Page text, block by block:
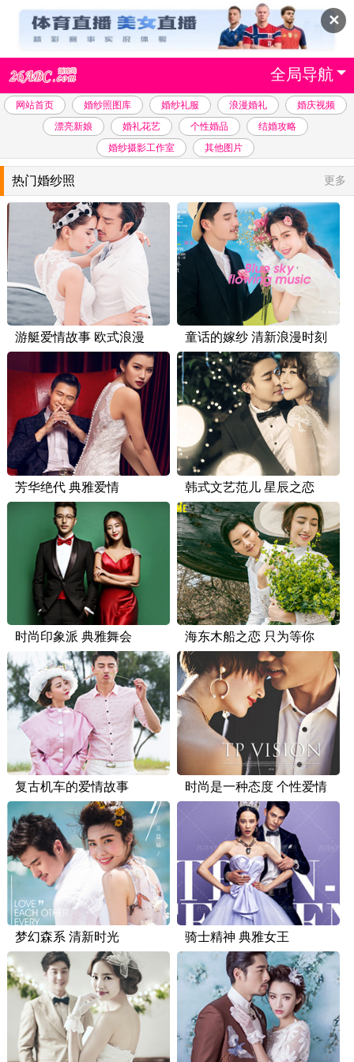
✕
全局导航
网站首页 婚纱照图库 婚纱礼服 浪漫婚礼
婚庆视频
漂亮新娘
婚礼花艺 个性婚品
结婚攻略
婚纱摄影工作室
其他图片
更多
热门婚纱照
游艇爱情故事 欧式浪漫 童话的嫁纱 清新浪漫时刻
芳华绝代 典雅爱情 韩式文艺范儿 星辰之恋
时尚印象派 典雅舞会 海东木船之恋 只为等你
复古机车的爱情故事 时尚是一种态度 个性爱情
梦幻森系 清新时光 骑士精神 典雅女王